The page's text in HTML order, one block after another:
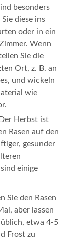
besonders
diese ins
oder in ein
Wenn
Sie die
Ort, z. B. an
und wickeln
wie
Herbst ist
Rasen auf den
gesunder
einige
Sie den Rasen
aber lassen
etwa 4-5
Frost zu